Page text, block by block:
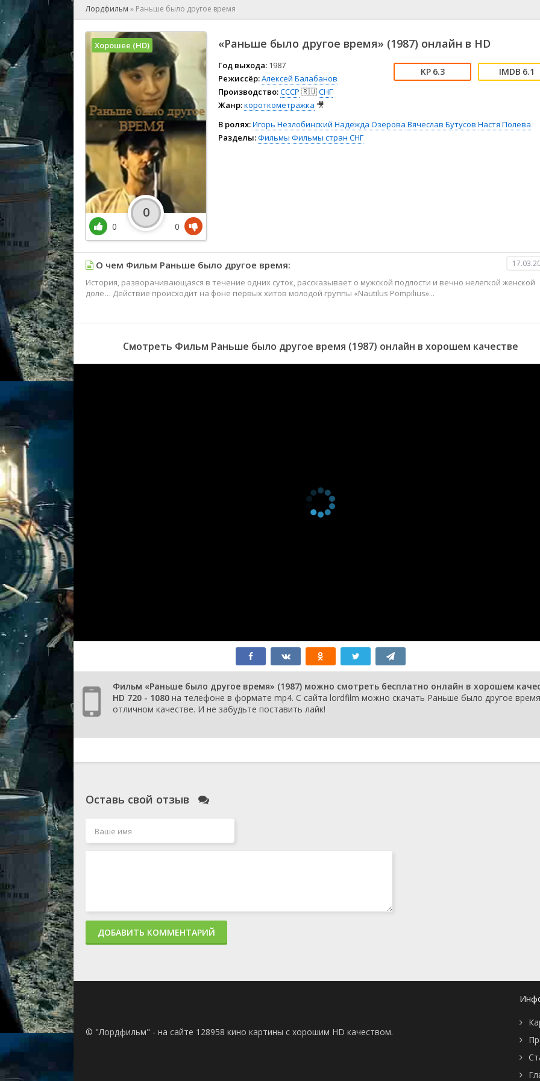
🕺 Мюзикл
👨‍💼 Новости
🎒 Приключения
👨‍💻 Реальное тв
👨‍👩‍👧‍👦 Семейный
⚽ Спорт
🎤 Ток-шоу
😱 Ужасы
🧙‍♀️ Фантастика
🏅 Церемония
Лордфильм » Раньше было другое время
«Раньше было другое время» (1987) онлайн в HD
Год выхода: 1987
Режиссёр:Алексей Балабанов
Производство:СССР 🇷🇺СНГ
Жанр:короткометражка 🎥
6.3 6.1
В ролях:Игорь Незлобинский Надежда Озерова Вячеслав Бутусов Настя Полева
Разделы:Фильмы Фильмы стран СНГ
Хорошее (HD)
0
0
0
О чем Фильм Раньше было другое время:
История, разворачивающаяся в течение одних суток, рассказывает о мужской подлости и вечно нелегкой женской
доле… Действие происходит на фоне первых хитов молодой группы «Nautilus Pompilius»...
Смотреть Фильм Раньше было другое время (1987) онлайн в хорошем качестве
Фильм «Раньше было другое время» (1987) можно смотреть бесплатно онлайн в хорошем
HD 720 - 1080 на телефоне в формате mp4. С сайта lordfilm можно скачать Раньше было другое
отличном качестве. И не забудьте поставить лайк!
Оставь свой отзыв
ДОБАВИТЬ КОММЕНТАРИЙ
© "Лордфильм" - на сайте 128958 кино картины с хорошим HD качеством.